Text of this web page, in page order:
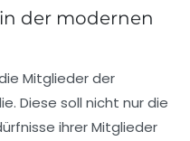
der modernen
Mitglieder der
Diese soll nicht nur die
ihrer Mitglieder